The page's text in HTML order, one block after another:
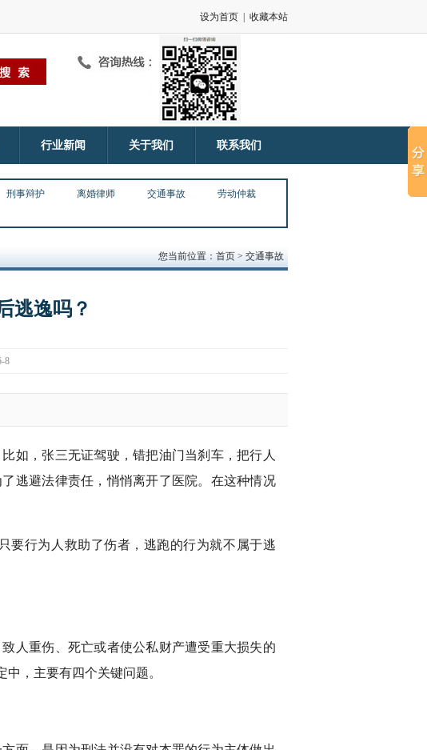
设为首页| 收藏本站
行业新闻 关于我们 联系我们
刑事辩护 离婚律师 交通事故
劳动仲裁
您当前位置：首页 > 交通事故
逃逸吗？
8
如，张三无证驾驶，错把油门当刹车，把行人
逃避法律责任，悄悄离开了医院。在这种情况
要行为人救助了伤者，逃跑的行为就不属于逃
人重伤、死亡或者使公私财产遭受重大损失的
，主要有四个关键问题。